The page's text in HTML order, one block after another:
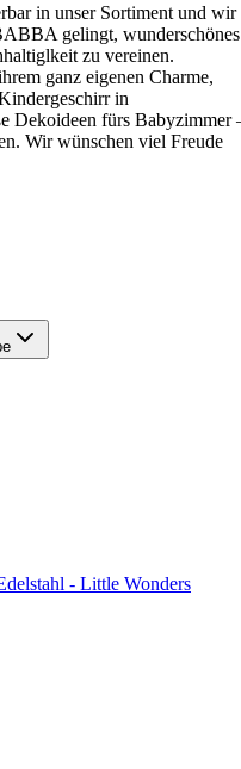
in unser Sortiment und wir
gelingt, wunderschönes
zu vereinen.
ganz eigenen Charme,
in
Dekoideen fürs Babyzimmer
Wir wünschen viel Freude
- Little Wonders